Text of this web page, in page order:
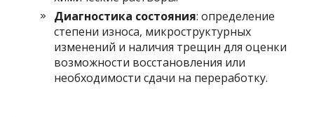
Диагностика состояния: определение
степени износа, микроструктурных
изменений и наличия трещин для оценки
возможности восстановления или
необходимости сдачи на переработку.